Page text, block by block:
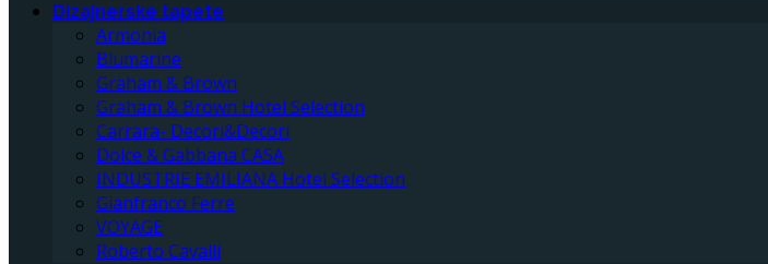
Dizajnerske tapete
Armonia
Blumarine
Graham & Brown
Graham & Brown Hotel Selection
Carrara- Decori&Decori
Dolce & Gabbana CASA
INDUSTRIE EMILIANA Hotel Selection
Gianfranco Ferre
VOYAGE
Roberto Cavalli